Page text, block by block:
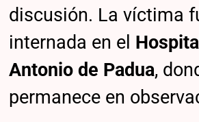
discusión. La víctima
internada en el
Antonio de Padua,
permanece en